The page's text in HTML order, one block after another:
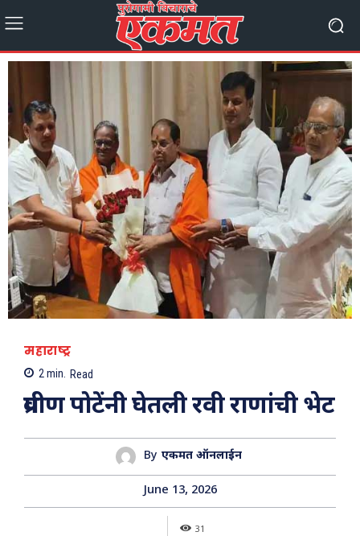
महाराष्ट्र
2min. Read
प्रवीण पोटेंनी घेतली रवी राणांची भेट
By एकमत ऑनलाईन
June 13, 2026
31